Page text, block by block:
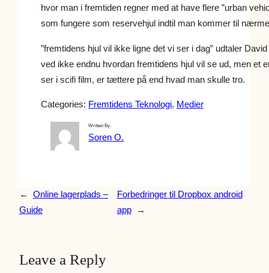
hvor man i fremtiden regner med at have flere ”urban
som fungere som reservehjul indtil man kommer til
”fremtidens hjul vil ikke ligne det vi ser i dag” udtaler
ved ikke endnu hvordan fremtidens hjul vil se ud, men et
ser i scifi film, er tættere på end hvad man skulle tro.
Categories: Fremtidens Teknologi, Medier
Written By:
Soren O.
←
Online lagerplads –
Guide
Forbedringer til Dropbox android
app
→
Leave a Reply